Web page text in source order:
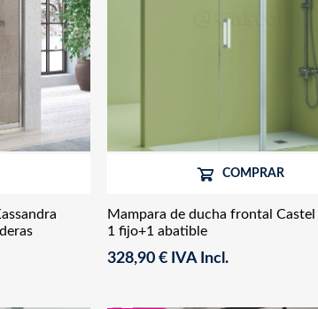
Mampara de ducha frontal Castel
1 fijo+1 abatible
328,90 € IVA Incl.
COMPRAR